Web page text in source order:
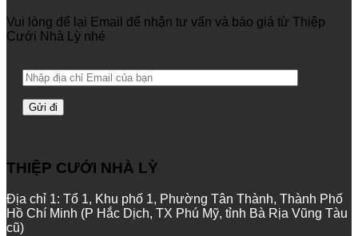
Vui lòng để lại Email để nhận tư vấn và báo giá từ Thiệp
Cưới Nhà Lỳ nhé
THIỆP CƯỚI NHÀ LỲ
Địa chỉ 1: Tổ 1, Khu phố 1, Phường Tân Thành, Thành Phố
Hồ Chí Minh (P Hắc Dịch, TX Phú Mỹ, tỉnh Bà Rịa Vũng Tàu
cũ)